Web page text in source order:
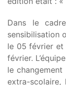
Dans le
sensibilisation
le 05 février et
février.
le
extra-